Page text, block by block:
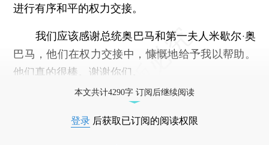
进行有序和平的权力交接。
我们应该感谢总统奥巴马和第一夫人米歇尔·奥
巴马，他们在权力交接中，慷慨地给予我以帮助。
他们真的很棒。谢谢你们。
本文共计4290字 订阅后继续阅读
登录 后获取已订阅的阅读权限